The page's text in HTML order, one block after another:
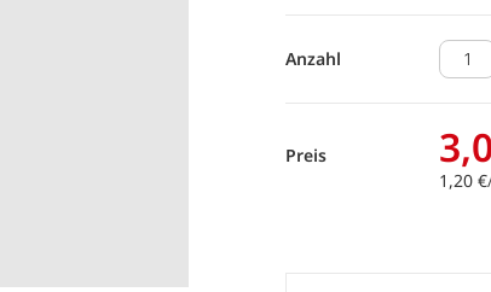
Anzahl
Preis
1,20 €